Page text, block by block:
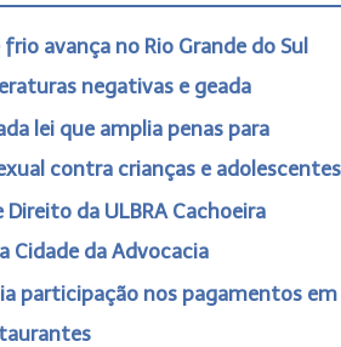
avança no Rio Grande do Sul
negativas e geada
lei que amplia penas para
contra crianças e adolescentes
Direito da ULBRA Cachoeira
Cidade da Advocacia
participação nos pagamentos em